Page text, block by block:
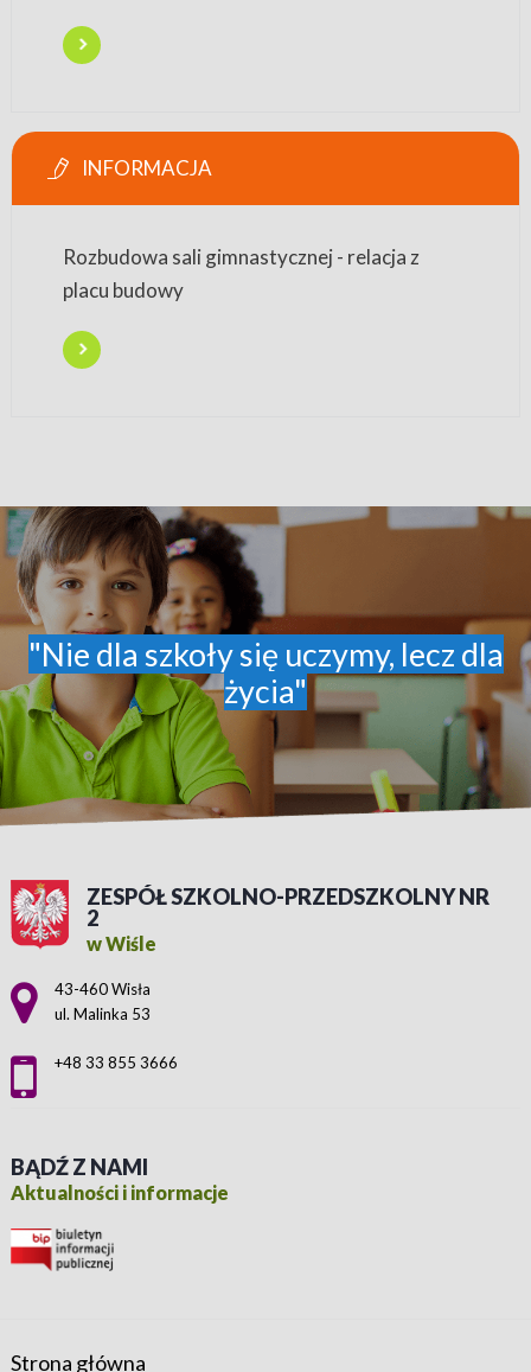
INFORMACJA
Rozbudowa sali gimnastycznej - relacja z
placu budowy
"Nie dla szkoły się uczymy, lecz dla
życia"
ZESPÓŁ SZKOLNO-PRZEDSZKOLNY NR
2
w Wiśle
Adres pocztowy:
43-460 Wisła
ul. Malinka 53
+48 33 855 3666
BĄDŹ Z NAMI
Aktualności i informacje
Strona główna